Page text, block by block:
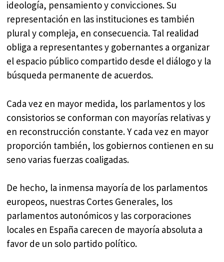
ideología, pensamiento y convicciones. Su
representación en las instituciones es también
plural y compleja, en consecuencia. Tal realidad
obliga a representantes y gobernantes a organizar
el espacio público compartido desde el diálogo y la
búsqueda permanente de acuerdos.
Cada vez en mayor medida, los parlamentos y los
consistorios se conforman con mayorías relativas y
en reconstrucción constante. Y cada vez en mayor
proporción también, los gobiernos contienen en su
seno varias fuerzas coaligadas.
De hecho, la inmensa mayoría de los parlamentos
europeos, nuestras Cortes Generales, los
parlamentos autonómicos y las corporaciones
locales en España carecen de mayoría absoluta a
favor de un solo partido político.